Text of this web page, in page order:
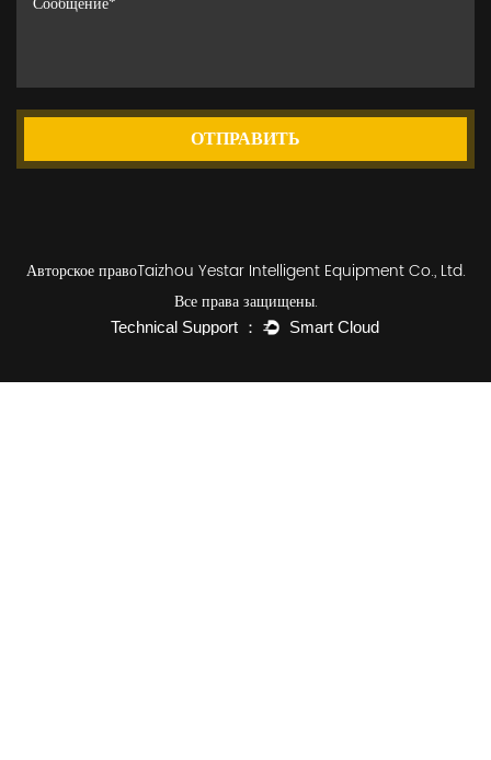
ОТПРАВИТЬ
Авторское правоTaizhou Yestar Intelligent Equipment Co., Ltd.
Все права защищены.